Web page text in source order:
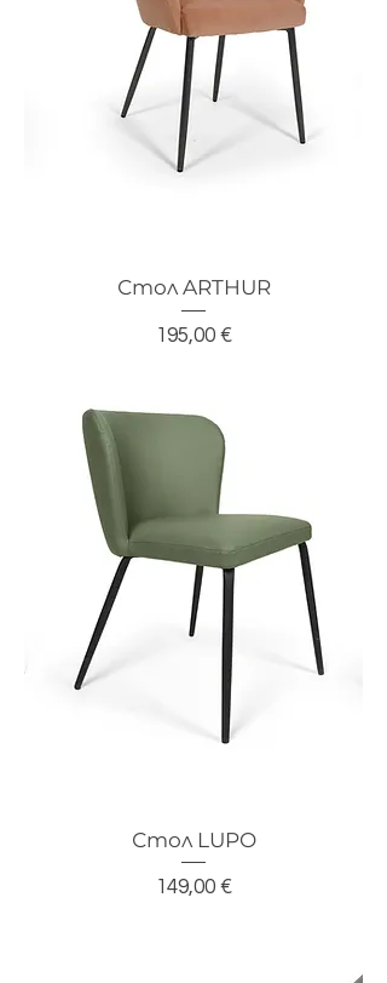
Стол ARTHUR
Цена
195,00 €
Стол LUPO
Цена
149,00 €